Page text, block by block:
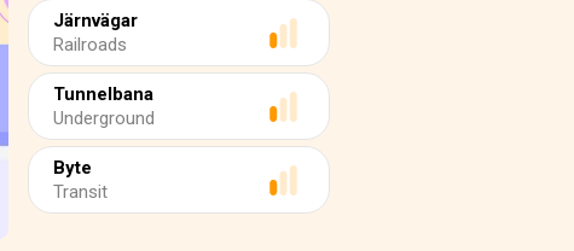
Järnvägar
Railroads
Tunnelbana
Underground
Byte
Transit